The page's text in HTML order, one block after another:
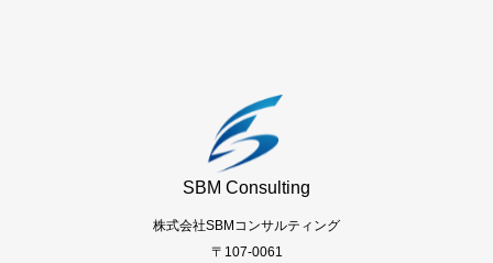
SBM Consulting
株式会社SBMコンサルティング
〒107-0061